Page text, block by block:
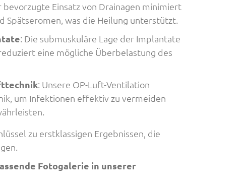
bevorzugte Einsatz von Drainagen minimiert
Spätseromen, was die Heilung unterstützt.
: Die submuskuläre Lage der Implantate
eine mögliche Überbelastung des
: Unsere OP-Luft-Ventilation
um Infektionen effektiv zu vermeiden
zu erstklassigen Ergebnissen, die
Fotogalerie in unserer